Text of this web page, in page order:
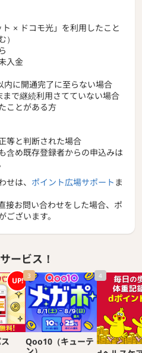
× ドコモ光」を利用したこと
入金
内に開通完了に至らない場合
で継続利用さてていない場合
ことがある方
等と判断された場合
含め既存登録者からの申込みは
は、 ポイント広場サポート ま
接お問い合わせをした場合、ポ
ざいます。
ービス！
UP! 3
Qoo10（キューテ
ン）
4